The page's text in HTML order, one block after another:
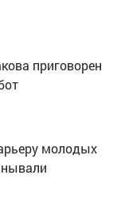
приговорен
молодых